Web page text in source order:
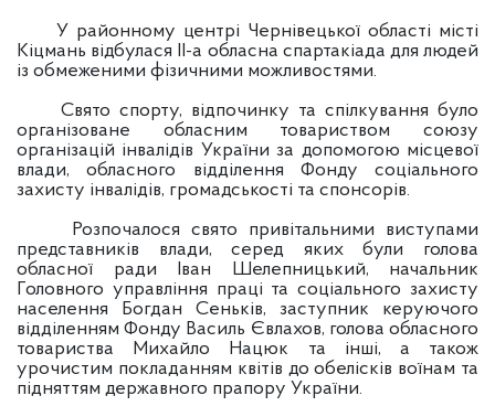
У районному центрі Чернівецької області місті
Кіцмань відбулася ІІ-а обласна спартакіада для людей
із обмеженими фізичними можливостями.
Свято спорту, відпочинку та спілкування було
організоване обласним товариством союзу
організацій інвалідів України за допомогою місцевої
влади, обласного відділення Фонду соціального
захисту інвалідів, громадськості та спонсорів.
Розпочалося свято привітальними виступами
представників влади, серед яких були голова
обласної ради Іван Шелепницький, начальник
Головного управління праці та соціального захисту
населення Богдан Сеньків, заступник керуючого
відділенням Фонду Василь Євлахов, голова обласного
товариства Михайло Нацюк та інші, а також
урочистим покладанням квітів до обелісків воїнам та
підняттям державного прапору України.